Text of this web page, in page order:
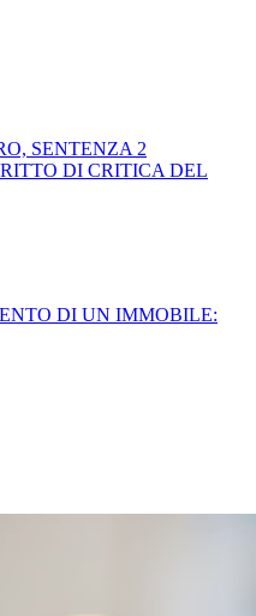
SENTENZA 2
DI CRITICA DEL
DI UN IMMOBILE: